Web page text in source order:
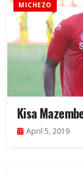
MICHEZO
Kisa
April 5, 2019